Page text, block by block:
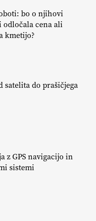
Ratajc je pridelava
kmetijsko in
priložnost za slovenske
@EUAgri #IMCAP #CAP
#CAP
bo o njihovi
cena ali
kmetijo?
satelita do prašičjega
z GPS navigacijo in
sistemi